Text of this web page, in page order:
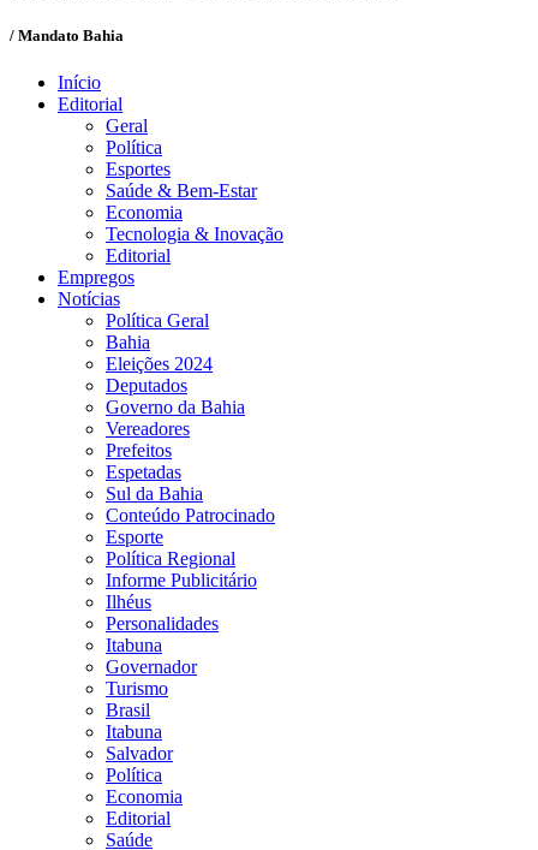
/ Mandato Bahia
Início
Editorial
Geral
Política
Esportes
Saúde & Bem-Estar
Economia
Tecnologia & Inovação
Editorial
Empregos
Notícias
Política Geral
Bahia
Eleições 2024
Deputados
Governo da Bahia
Vereadores
Prefeitos
Espetadas
Sul da Bahia
Conteúdo Patrocinado
Esporte
Política Regional
Informe Publicitário
Ilhéus
Personalidades
Itabuna
Governador
Turismo
Brasil
Itabuna
Salvador
Política
Economia
Editorial
Saúde